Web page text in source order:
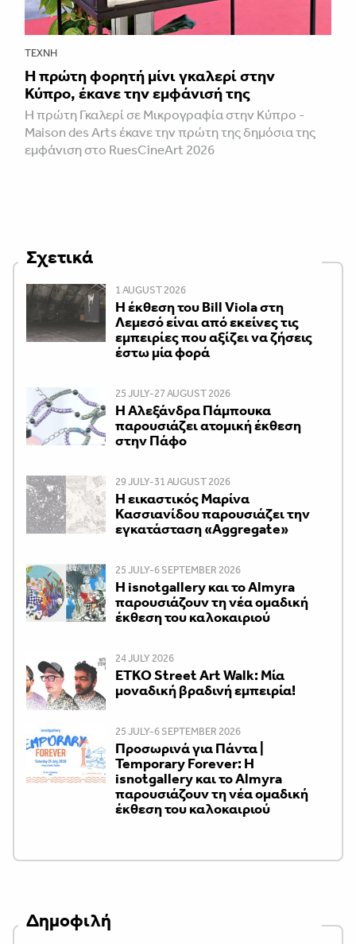
ΤΈΧΝΗ
H πρώτη φορητή μίνι γκαλερί στην
Κύπρο, έκανε την εμφάνισή της
Η πρώτη Γκαλερί σε Μικρογραφία στην Κύπρο -
Maison des Arts έκανε την πρώτη της δημόσια της
εμφάνιση στο RuesCineArt 2026
Σχετικά
1 AUGUST 2026
Η έκθεση του Bill Viola στη
Λεμεσό είναι από εκείνες τις
εμπειρίες που αξίζει να ζήσεις
έστω μία φορά
25 JULY-27 AUGUST 2026
Η Αλεξάνδρα Πάμπουκα
παρουσιάζει ατομική έκθεση
στην Πάφο
29 JULY-31 AUGUST 2026
Η εικαστικός Μαρίνα
Κασσιανίδου παρουσιάζει την
εγκατάσταση «Aggregate»
25 JULY-6 SEPTEMBER 2026
Η isnotgallery και το Almyra
παρουσιάζουν τη νέα ομαδική
έκθεση του καλοκαιριού
24 JULY 2026
ETKO Street Art Walk: Μία
μοναδική βραδινή εμπειρία!
25 JULY-6 SEPTEMBER 2026
Προσωρινά για Πάντα |
Temporary Forever: Η
isnotgallery και το Almyra
παρουσιάζουν τη νέα ομαδική
έκθεση του καλοκαιριού
Δημοφιλή